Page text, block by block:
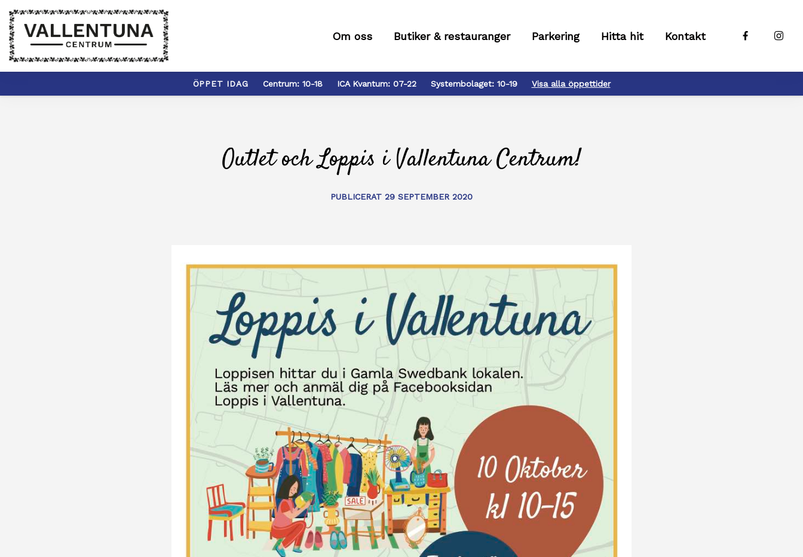
Om oss Butiker & restauranger Parkering Hitta hit Kontakt
ÖPPET IDAG Centrum: 10-18 ICA Kvantum: 07-22 Systembolaget: 10-19 Visa alla öppettider
Outlet och Loppis i Vallentuna Centrum!
PUBLICERAT 29 SEPTEMBER 2020